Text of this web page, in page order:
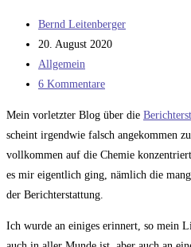
Beitrags-
Autor:
Bernd Leitenberger
Beitrag
veröffentlicht:
20. August 2020
Beitrags-
Kategorie:
Allgemein
Beitrags-
6 Kommentare
Mein vorletzter Blog über die
scheint irgendwie falsch angekommen
vollkommen auf die Chemie
es mir eigentlich ging, nämlich die
der Berichterstattung.
Ich wurde an einiges erinnert, so mein